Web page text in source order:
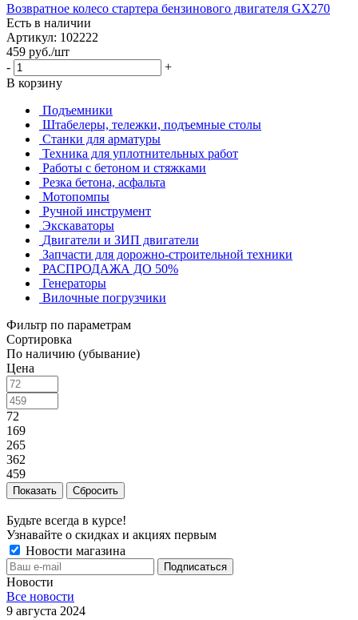
Возвратное колесо стартера бензинового двигателя GX270
Есть в наличии
Артикул: 102222
459 руб./шт
-
+
В корзину
Подъемники
Штабелеры, тележки, подъемные столы
Станки для арматуры
Техника для уплотнительных работ
Работы с бетоном и стяжками
Резка бетона, асфальта
Мотопомпы
Ручной инструмент
Экскаваторы
Двигатели и ЗИП двигатели
Запчасти для дорожно-строительной техники
РАСПРОДАЖА ДО 50%
Генераторы
Вилочные погрузчики
Фильтр по параметрам
Сортировка
По наличию (убывание)
Цена
72
169
265
362
459
Сбросить
Будьте всегда в курсе!
Узнавайте о скидках и акциях первым
Новости магазина
Новости
Все новости
9 августа 2024